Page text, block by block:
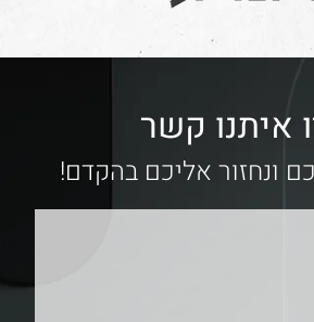
איתנו קשר
ונחזור אליכם בהקדם!